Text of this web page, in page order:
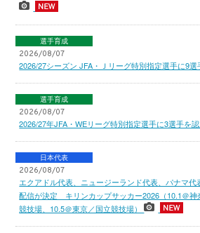
選手育成
2026/08/07
2026/27シーズン JFA・Ｊリーグ特別指定選手に9
選手育成
2026/08/07
2026/27年JFA・WEリーグ特別指定選手に3選手を
日本代表
2026/08/07
エクアドル代表、ニュージーランド代表、パナマ代
配信が決定 キリンカップサッカー2026（10.1＠神
競技場、10.5＠東京／国立競技場）